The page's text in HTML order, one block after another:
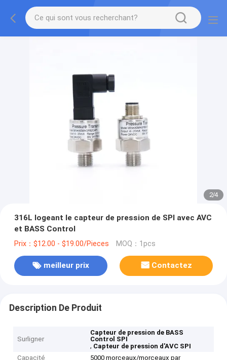
2/4
316L logeant le capteur de pression de SPI avec AVC
et BASS Control
Prix：$12.00 - $19.00/Pieces MOQ：1pcs
meilleur prix Contactez
Description De Produit
Surligner
Capteur de pression de BASS
Control SPI
, Capteur de pression d'AVC SPI
Capacité
5000 morceaux/morceaux par